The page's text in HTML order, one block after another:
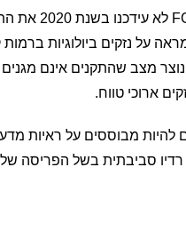
על נזקים ביולוגיות ברמות
מצב שהתקנים אינם מגנים
ארוכי טווח.
להיות מבוססים על ראיות
רדיו סביבתית בשל הפריסה